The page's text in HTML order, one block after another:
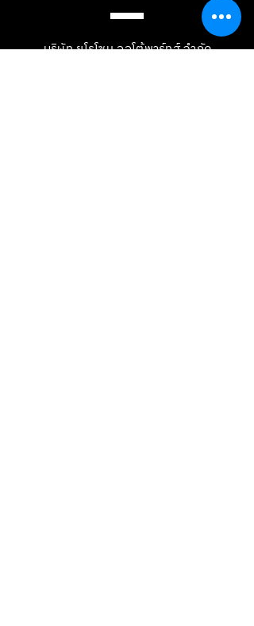
บริษัท ยูโรโซน ออโต้พาร์ทส์ จำกัด